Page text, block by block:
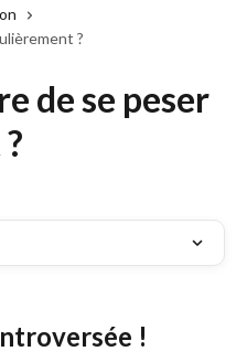
?
de se peser
!